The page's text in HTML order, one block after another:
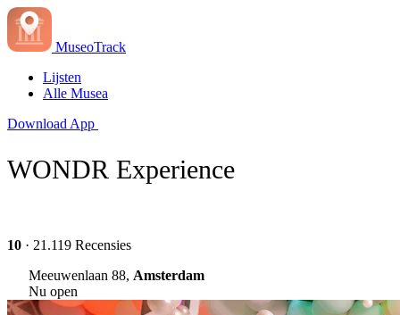
MuseoTrack
Lijsten
Alle Musea
Download App
WONDR Experience
10 · 21.119 Recensies
Meeuwenlaan 88, Amsterdam
Nu open